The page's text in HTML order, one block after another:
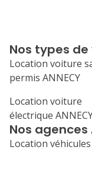
Nos agences
Location
Nos types
Location voiture
permis ANNECY
Location voiture
électrique